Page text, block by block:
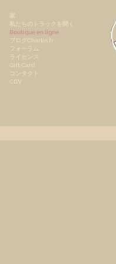
家
私たちのトラックを聞く
Boutique en ligne
ブログCharlin.fr
フォーラム
ライセンス
Gift Card
コンタクト
CGV